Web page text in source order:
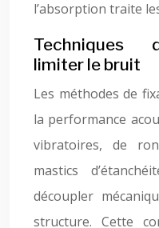
l’absorption traite
Techniques
limiter le bruit
Les méthodes de
la performance
vibratoires, de
mastics
découpler
structure. Cette